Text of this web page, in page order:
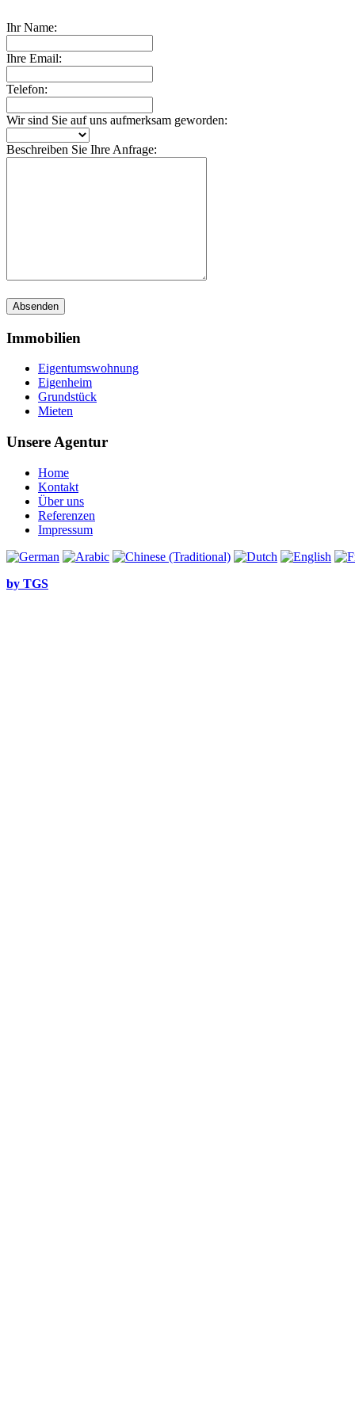
Ihr Name:
Ihre Email:
Telefon:
Wir sind Sie auf uns aufmerksam geworden:
Beschreiben Sie Ihre Anfrage:
Absenden
Immobilien
Eigentumswohnung
Eigenheim
Grundstück
Mieten
Unsere Agentur
Home
Kontakt
Über uns
Referenzen
Impressum
by TGS